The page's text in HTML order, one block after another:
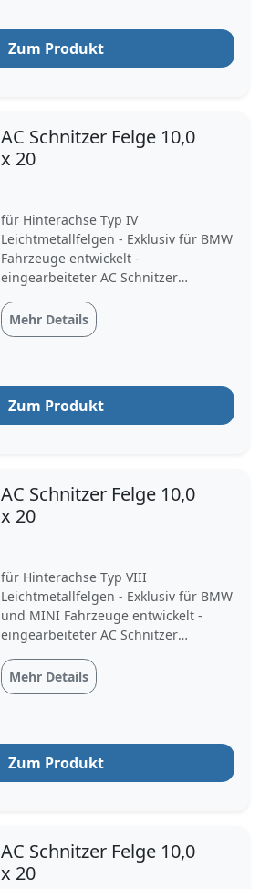
Zum Produkt
AC Schnitzer Felge 10,0
x 20
für Hinterachse Typ IV
Leichtmetallfelgen - Exklusiv für BMW
Fahrzeuge entwickelt -
eingearbeiteter AC Schnitzer
BiColor, das einen direkten Blick auf
die Bremsen gewährt Einzigartigkeit
Mehr Details
Zum Produkt
AC Schnitzer Felge 10,0
x 20
für Hinterachse Typ VIII
Leichtmetallfelgen - Exklusiv für BMW
und MINI Fahrzeuge entwickelt -
eingearbeiteter AC Schnitzer
Silber, das einen direkten Blick auf
die Bremsen gewährt Einzigartigkeit
Mehr Details
Zum Produkt
AC Schnitzer Felge 10,0
x 20